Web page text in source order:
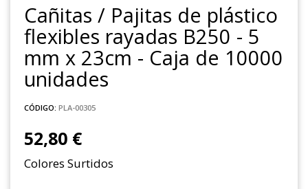
Cañitas / Pajitas de plástico
flexibles rayadas B250 - 5
mm x 23cm - Caja de 10000
unidades
CÓDIGO: PLA-00305
52,80 €
Colores Surtidos